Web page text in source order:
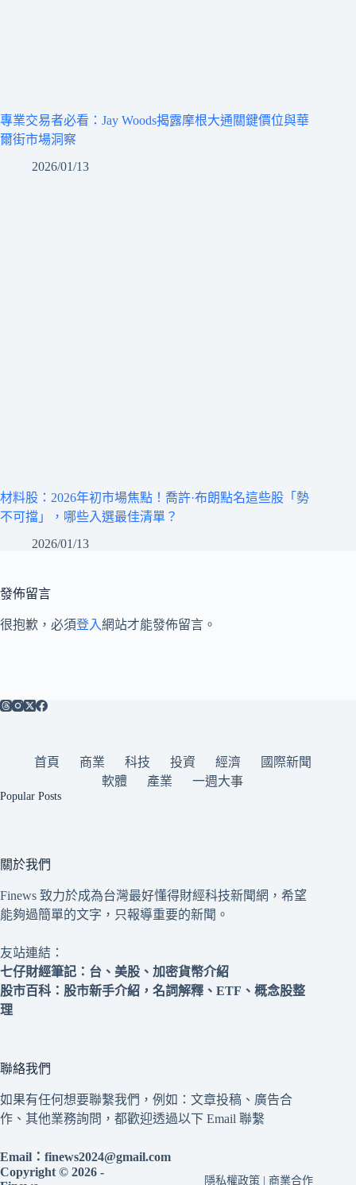
專業交易者必看：Jay Woods揭露摩根大通關鍵價位與華
爾街市場洞察
2026/01/13
材料股：2026年初市場焦點！喬許·布朗點名這些股「勢
不可擋」，哪些入選最佳清單？
2026/01/13
發佈留言
很抱歉，必須登入網站才能發佈留言。
首頁 商業 科技 投資 經濟
國際新聞
軟體
產業 一週大事
Popular Posts
關於我們
Finews 致力於成為台灣最好懂得財經科技新聞網，希望
能夠過簡單的文字，只報導重要的新聞。
友站連結：
七仔財經筆記 ：台、美股、加密貨幣介紹
股市百科 ：股市新手介紹，名詞解釋、ETF、概念股整
理
聯絡我們
如果有任何想要聯繫我們，例如：文章投稿、廣告合
作、其他業務詢問，都歡迎透過以下 Email 聯繫
Email： finews2024@gmail.com
Copyright © 2026 -
隱私權政策 |商業合作